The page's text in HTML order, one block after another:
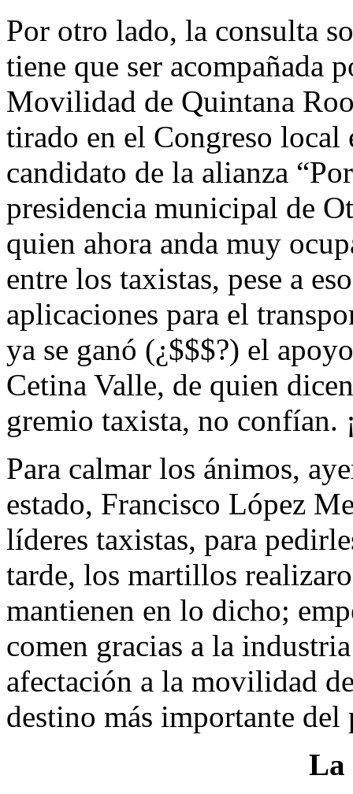
Por otro lado, la consulta
tiene que ser acompañada
Movilidad de Quintana
tirado en el Congreso
candidato de la alianza
presidencia municipal de
quien ahora anda muy
entre los taxistas, pese a
aplicaciones para el
ya se ganó (¿$$$?) el
Cetina Valle, de quien
gremio taxista, no confían.
Para calmar los ánimos,
estado, Francisco López
líderes taxistas, para
tarde, los martillos
mantienen en lo dicho;
comen gracias a la
afectación a la movilidad
destino más importante del
La